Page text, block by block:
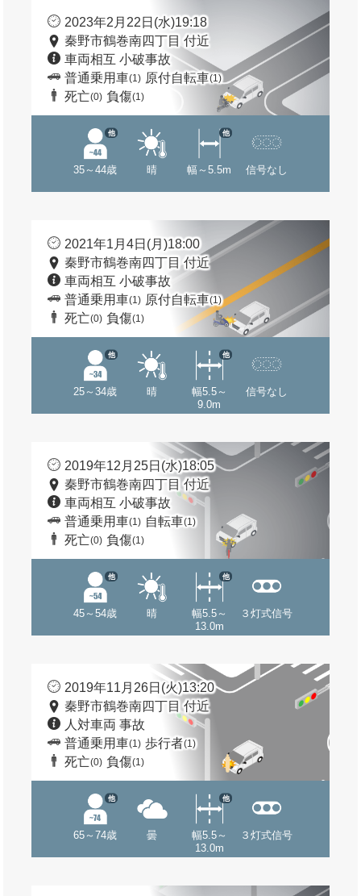
2023年2月22日(水)19:18
秦野市鶴巻南四丁目 付近
車両相互 小破事故
普通乗用車(1) 原付自転車(1)
死亡(0) 負傷(1)
35～44歳
他
晴 幅～5.5m
他
信号なし
2021年1月4日(月)18:00
秦野市鶴巻南四丁目 付近
車両相互 小破事故
普通乗用車(1) 原付自転車(1)
死亡(0) 負傷(1)
25～34歳
他
晴
幅5.5～
9.0m
他
信号なし
2019年12月25日(水)18:05
秦野市鶴巻南四丁目 付近
車両相互 小破事故
普通乗用車(1) 自転車(1)
死亡(0) 負傷(1)
45～54歳
他
晴
幅5.5～
13.0m
他
３灯式信号
2019年11月26日(火)13:20
秦野市鶴巻南四丁目 付近
人対車両 事故
普通乗用車(1) 歩行者(1)
死亡(0) 負傷(1)
65～74歳
他
曇
幅5.5～
13.0m
他
３灯式信号